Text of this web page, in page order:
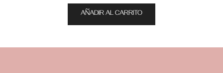
AÑADIR AL CARRITO